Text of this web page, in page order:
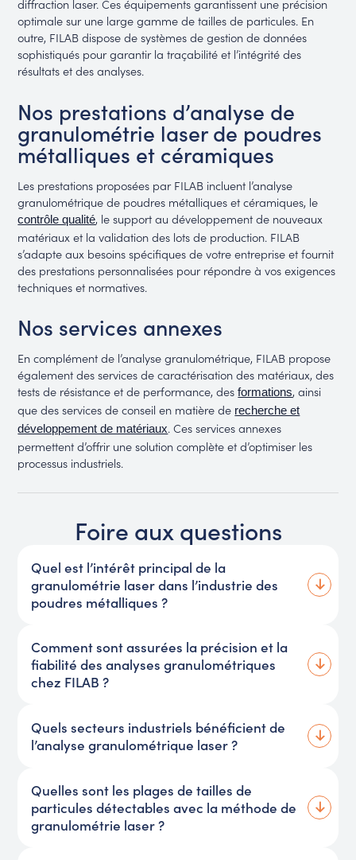
diffraction laser. Ces équipements garantissent une précision
optimale sur une large gamme de tailles de particules. En
outre, FILAB dispose de systèmes de gestion de données
sophistiqués pour garantir la traçabilité et l’intégrité des
résultats et des analyses.
Nos prestations d’analyse de
granulométrie laser de poudres
métalliques et céramiques
Les prestations proposées par FILAB incluent l’analyse
granulométrique de poudres métalliques et céramiques, le
contrôle qualité, le support au développement de nouveaux
matériaux et la validation des lots de production. FILAB
s’adapte aux besoins spécifiques de votre entreprise et fournit
des prestations personnalisées pour répondre à vos exigences
techniques et normatives.
Nos services annexes
En complément de l’analyse granulométrique, FILAB propose
également des services de caractérisation des matériaux, des
tests de résistance et de performance, desformations, ainsi
que des services de conseil en matière de recherche et
développement de matériaux. Ces services annexes
permettent d’offrir une solution complète et d’optimiser les
processus industriels.
Foire aux questions
Quel est l’intérêt principal de la
granulométrie laser dans l’industrie des
poudres métalliques ?
Comment sont assurées la précision et la
fiabilité des analyses granulométriques
chez FILAB ?
Quels secteurs industriels bénéficient de
l’analyse granulométrique laser ?
Quelles sont les plages de tailles de
particules détectables avec la méthode de
granulométrie laser ?